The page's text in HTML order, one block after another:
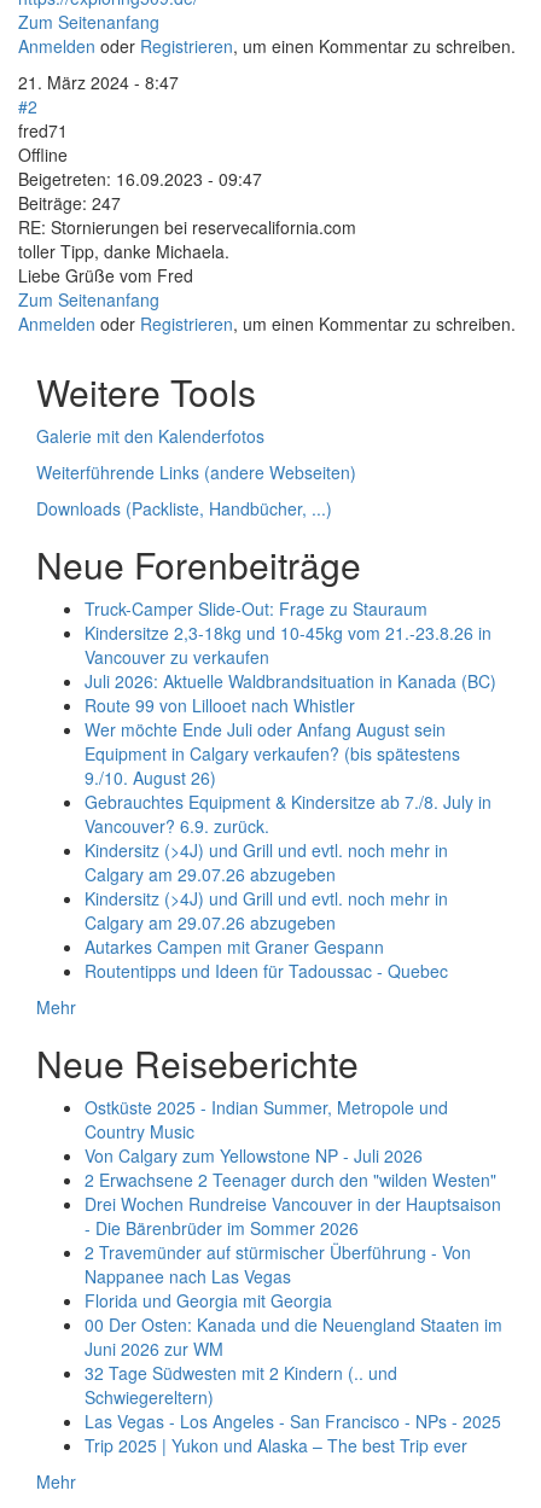
Zum Seitenanfang
Anmelden oder Registrieren, um einen Kommentar zu schreiben.
21. März 2024 - 8:47
#2
fred71
Offline
Beigetreten: 16.09.2023 - 09:47
Beiträge: 247
RE: Stornierungen bei reservecalifornia.com
toller Tipp, danke Michaela.
Liebe Grüße vom Fred
Zum Seitenanfang
Anmelden oder Registrieren, um einen Kommentar zu schreiben.
Weitere Tools
Galerie mit den Kalenderfotos
Weiterführende Links (andere Webseiten)
Downloads (Packliste, Handbücher, ...)
Neue Forenbeiträge
Truck-Camper Slide-Out: Frage zu Stauraum
Kindersitze 2,3-18kg und 10-45kg vom 21.-23.8.26 in
Vancouver zu verkaufen
Juli 2026: Aktuelle Waldbrandsituation in Kanada (BC)
Route 99 von Lillooet nach Whistler
Wer möchte Ende Juli oder Anfang August sein
Equipment in Calgary verkaufen? (bis spätestens
9./10. August 26)
Gebrauchtes Equipment & Kindersitze ab 7./8. July in
Vancouver? 6.9. zurück.
Kindersitz (>4J) und Grill und evtl. noch mehr in
Calgary am 29.07.26 abzugeben
Kindersitz (>4J) und Grill und evtl. noch mehr in
Calgary am 29.07.26 abzugeben
Autarkes Campen mit Graner Gespann
Routentipps und Ideen für Tadoussac - Quebec
Mehr
Neue Reiseberichte
Ostküste 2025 - Indian Summer, Metropole und
Country Music
Von Calgary zum Yellowstone NP - Juli 2026
2 Erwachsene 2 Teenager durch den "wilden Westen"
Drei Wochen Rundreise Vancouver in der Hauptsaison
- Die Bärenbrüder im Sommer 2026
2 Travemünder auf stürmischer Überführung - Von
Nappanee nach Las Vegas
Florida und Georgia mit Georgia
00 Der Osten: Kanada und die Neuengland Staaten im
Juni 2026 zur WM
32 Tage Südwesten mit 2 Kindern (.. und
Schwiegereltern)
Las Vegas - Los Angeles - San Francisco - NPs - 2025
Trip 2025 | Yukon und Alaska – The best Trip ever
Mehr